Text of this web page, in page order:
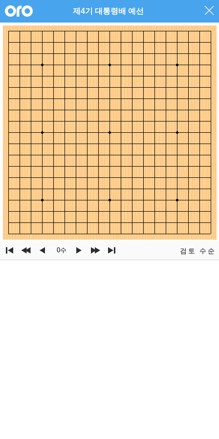
제4기 대통령배 예선
0수 검토 수순